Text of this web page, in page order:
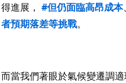
得進展， #但仍面臨高昂成本
者預期落差等挑戰。
而當我們著眼於氣候變遷調